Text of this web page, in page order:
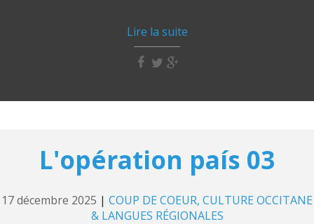
Lire la suite
L'opération país 03
17 décembre 2025 | COUP DE COEUR CULTURE OCCITANE
& LANGUES RÉGIONALES